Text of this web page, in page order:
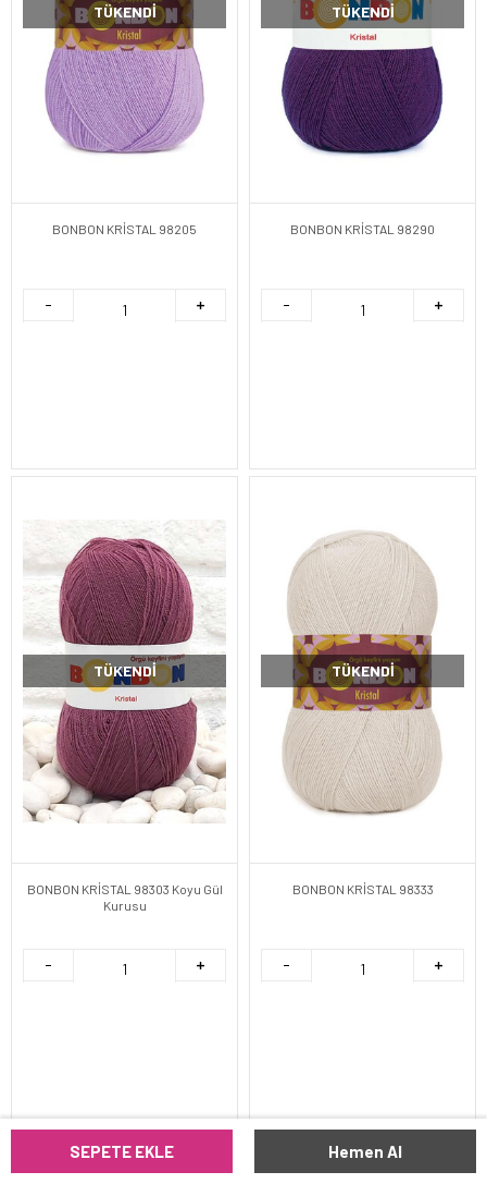
SEPETE EKLE Hemen Al
TÜKENDI
BONBON KRİSTAL 98205
TÜKENDI
BONBON KRİSTAL 98290
TÜKENDI
BONBON KRİSTAL 98303 Koyu Gül
Kurusu
TÜKENDI
BONBON KRİSTAL 98333